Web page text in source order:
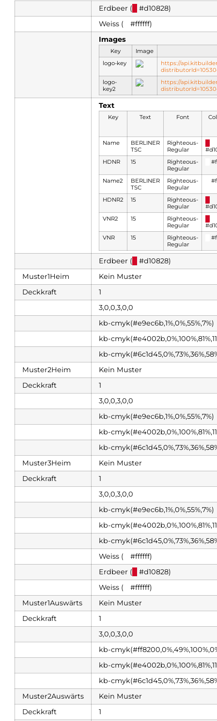
Erdbeer (
#d10828)
Weiss (
#ffffff)
Images
Key
Image
logo-key
https://
logo-
key2
https://
Text
Key Text Font
Name
BERLINER
TSC
Righteous-
Regular
HDNR
15
Righteous-
Regular
Name2
BERLINER
TSC
Righteous-
Regular
HDNR2 15
Righteous-
Regular
VNR2
15
Righteous-
Regular
VNR
15
Righteous-
Regular
Erdbeer (
#d10828)
Muster1Heim
Kein Muster
Deckkraft
1
3,0,0,3,0,0
kb-cmyk(#e9ec6b,1%,0%,55%,7%)
kb-
kb-
Muster2Heim
Kein Muster
Deckkraft
1
3,0,0,3,0,0
kb-cmyk(#e9ec6b,1%,0%,55%,7%)
kb-
kb-
Muster3Heim
Kein Muster
Deckkraft
1
3,0,0,3,0,0
kb-cmyk(#e9ec6b,1%,0%,55%,7%)
kb-
kb-
Weiss (
#ffffff)
Erdbeer (
#d10828)
Weiss (
#ffffff)
Muster1Auswärts
Kein Muster
Deckkraft
1
3,0,0,3,0,0
kb-
kb-
kb-
Muster2Auswärts
Kein Muster
Deckkraft
1